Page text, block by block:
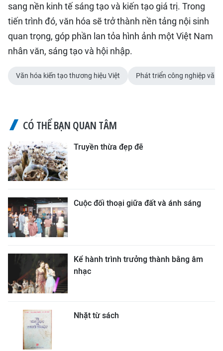
sang nền kinh tế sáng tạo và kiến tạo giá trị. Trong
tiến trình đó, văn hóa sẽ trở thành nền tảng nội sinh
quan trọng, góp phần lan tỏa hình ảnh một Việt Nam
nhân văn, sáng tạo và hội nhập.
Văn hóa kiến tạo thương hiệu Việt Phát triển công nghiệp văn
CÓ THỂ BẠN QUAN TÂM
Truyền thừa đẹp đẽ
Cuộc đối thoại giữa đất và ánh sáng
Kể hành trình trưởng thành bằng âm
nhạc
Nhặt từ sách